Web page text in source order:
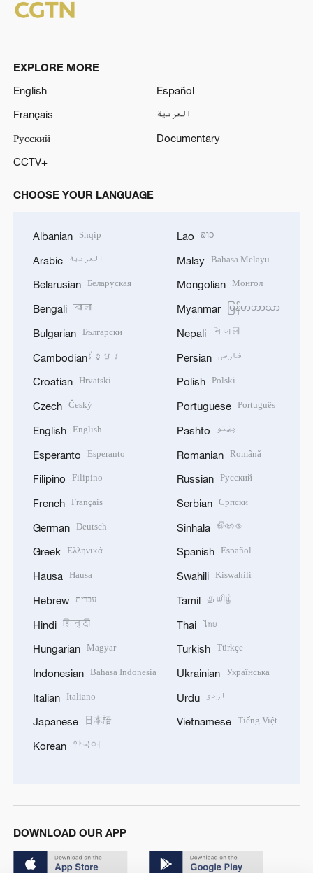
EXPLORE MORE
English
Español
Français
العربية
Русский
Documentary
CCTV+
CHOOSE YOUR LANGUAGE
Albanian Shqip
Arabic العربية
Belarusian Беларуская
Bengali বাংলা
Bulgarian Български
Cambodian ខ្មែរ
Croatian Hrvatski
Czech Český
English English
Esperanto Esperanto
Filipino Filipino
French Français
German Deutsch
Greek Ελληνικά
Hausa Hausa
Hebrew עברית
Hindi हिन्दी
Hungarian Magyar
Indonesian Bahasa Indonesia
Italian Italiano
Japanese 日本語
Korean 한국어
Lao ລາວ
Malay Bahasa Melayu
Mongolian Монгол
Myanmar မြန်မာဘာသာ
Nepali नेपाली
Persian فارسی
Polish Polski
Portuguese Português
Pashto پښتو
Romanian Română
Russian Русский
Serbian Српски
Sinhala සිංහල
Spanish Español
Swahili Kiswahili
Tamil தமிழ்
Thai ไทย
Turkish Türkçe
Ukrainian Українська
Urdu اردو
Vietnamese Tiếng Việt
DOWNLOAD OUR APP